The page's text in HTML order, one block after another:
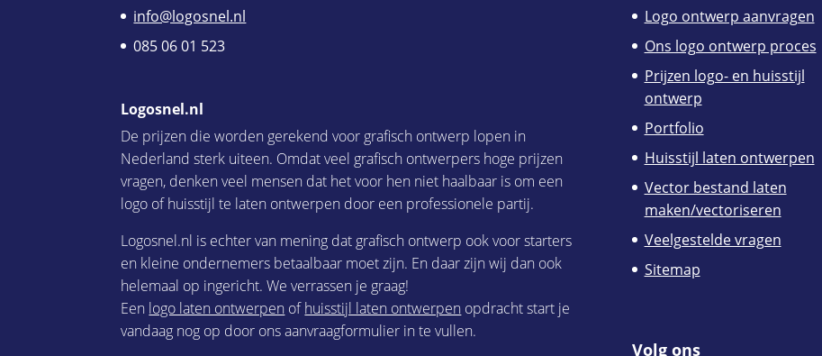
info@logosnel.nl
085 06 01 523
Logosnel.nl
De prijzen die worden gerekend voor grafisch ontwerp lopen in
Nederland sterk uiteen. Omdat veel grafisch ontwerpers hoge prijzen
vragen, denken veel mensen dat het voor hen niet haalbaar is om een
logo of huisstijl te laten ontwerpen door een professionele partij.
Logosnel.nl is echter van mening dat grafisch ontwerp ook voor starters
en kleine ondernemers betaalbaar moet zijn. En daar zijn wij dan ook
helemaal op ingericht. We verrassen je graag!
Een logo laten ontwerpen ofhuisstijl laten ontwerpen opdracht start je
vandaag nog op door ons aanvraagformulier in te vullen.
Logo ontwerp aanvragen
Ons logo ontwerp proces
Prijzen logo- en huisstijl
ontwerp
Portfolio
Huisstijl laten ontwerpen
Vector bestand laten
maken/vectoriseren
Veelgestelde vragen
Sitemap
Volg ons